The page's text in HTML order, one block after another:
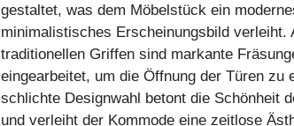
gestaltet, was dem Möbelstück ein
minimalistisches Erscheinungsbild verleiht.
traditionellen Griffen sind markante
eingearbeitet, um die Öffnung der Türen zu
schlichte Designwahl betont die Schönheit
und verleiht der Kommode eine zeitlose